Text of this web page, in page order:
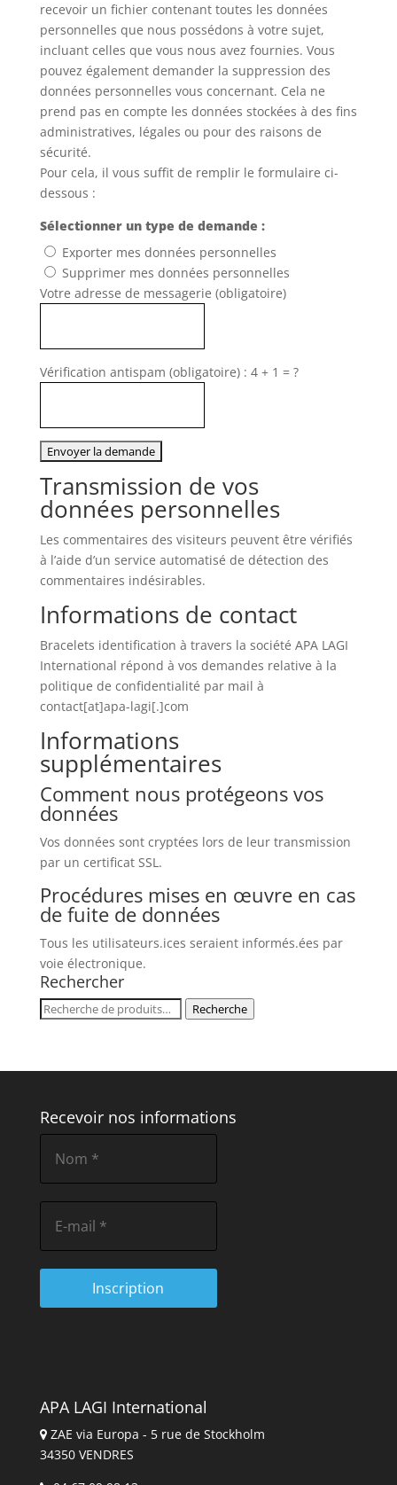
recevoir un fichier contenant toutes les données
personnelles que nous possédons à votre sujet,
incluant celles que vous nous avez fournies. Vous
pouvez également demander la suppression des
données personnelles vous concernant. Cela ne
prend pas en compte les données stockées à des fins
administratives, légales ou pour des raisons de
sécurité.
Pour cela, il vous suffit de remplir le formulaire ci-
dessous :
Sélectionner un type de demande :
Exporter mes données personnelles
Supprimer mes données personnelles
Votre adresse de messagerie (obligatoire)
Vérification antispam (obligatoire) : 4 + 1 = ?
Transmission de vos
données personnelles
Les commentaires des visiteurs peuvent être vérifiés
à l’aide d’un service automatisé de détection des
commentaires indésirables.
Informations de contact
Bracelets identification à travers la société APA LAGI
International répond à vos demandes relative à la
politique de confidentialité par mail à
contact[at]apa-lagi[.]com
Informations
supplémentaires
Comment nous protégeons vos
données
Vos données sont cryptées lors de leur transmission
par un certificat SSL.
Procédures mises en œuvre en cas
de fuite de données
Tous les utilisateurs.ices seraient informés.ées par
voie électronique.
Rechercher
Recherche
Recherche
Recevoir nos informations
APA LAGI International
ZAE via Europa - 5 rue de Stockholm
34350 VENDRES